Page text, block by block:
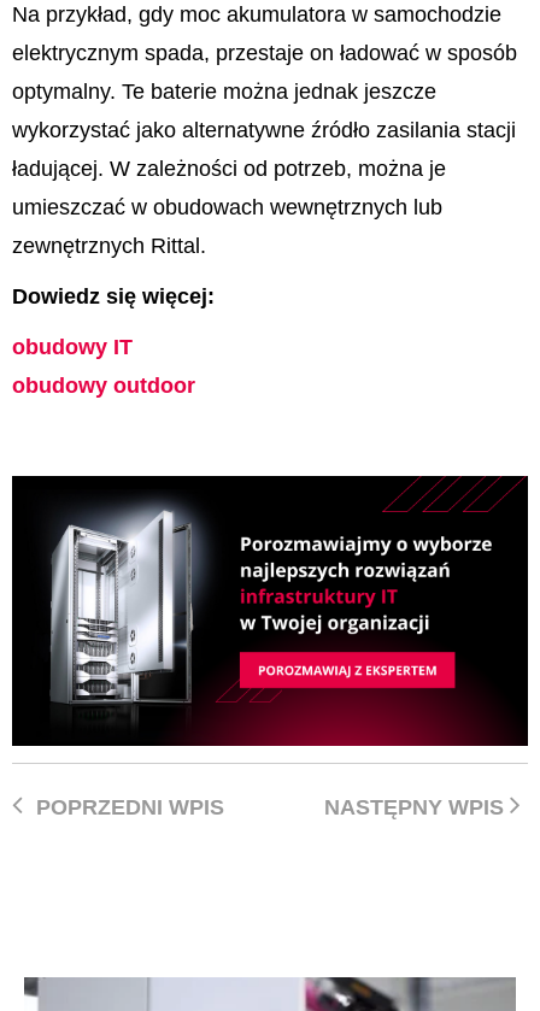
Na przykład, gdy moc akumulatora w samochodzie
elektrycznym spada, przestaje on ładować w sposób
optymalny. Te baterie można jednak jeszcze
wykorzystać jako alternatywne źródło zasilania stacji
ładującej. W zależności od potrzeb, można je
umieszczać w obudowach wewnętrznych lub
zewnętrznych Rittal.
Dowiedz się więcej:
obudowy IT
obudowy outdoor
POPRZEDNI WPIS NASTĘPNY WPIS